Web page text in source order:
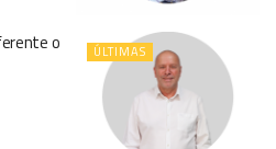
ÚLTIMAS
o